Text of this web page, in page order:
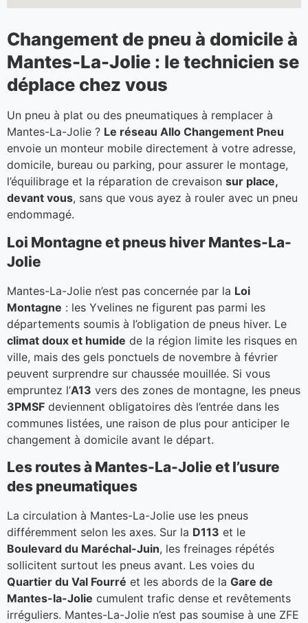
Changement de pneu à domicile à
Mantes-La-Jolie : le technicien se
déplace chez vous
Un pneu à plat ou des pneumatiques à remplacer à
Mantes-La-Jolie ? Le réseau Allo Changement Pneu
envoie un monteur mobile directement à votre adresse,
domicile, bureau ou parking, pour assurer le montage,
l’équilibrage et la réparation de crevaison sur place,
devant vous, sans que vous ayez à rouler avec un pneu
endommagé.
Loi Montagne et pneus hiver Mantes-La-
Jolie
Mantes-La-Jolie n’est pas concernée par la Loi
Montagne : les Yvelines ne figurent pas parmi les
départements soumis à l’obligation de pneus hiver. Le
climat doux et humide de la région limite les risques en
ville, mais des gels ponctuels de novembre à février
peuvent surprendre sur chaussée mouillée. Si vous
empruntez l’A13 vers des zones de montagne, les pneus
3PMSF deviennent obligatoires dès l’entrée dans les
communes listées, une raison de plus pour anticiper le
changement à domicile avant le départ.
Les routes à Mantes-La-Jolie et l’usure
des pneumatiques
La circulation à Mantes-La-Jolie use les pneus
différemment selon les axes. Sur la D113 et le
Boulevard du Maréchal-Juin, les freinages répétés
sollicitent surtout les pneus avant. Les voies du
Quartier du Val Fourré et les abords de la Gare de
Mantes-la-Jolie cumulent trafic dense et revêtements
irréguliers. Mantes-La-Jolie n’est pas soumise à une ZFE